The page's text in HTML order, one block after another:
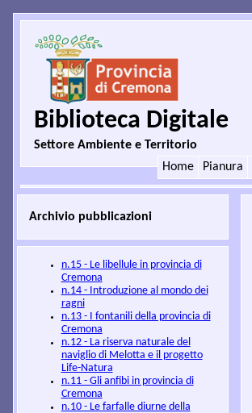
Biblioteca Digitale
Settore Ambiente e Territorio
Home
Pianura
Archivio pubblicazioni
n.15 - Le libellule in provincia di
Cremona
n.14 - Introduzione al mondo dei
ragni
n.13 - I fontanili della provincia di
Cremona
n.12 - La riserva naturale del
naviglio di Melotta e il progetto
Life-Natura
n.11 - Gli anfibi in provincia di
Cremona
n.10 - Le farfalle diurne della